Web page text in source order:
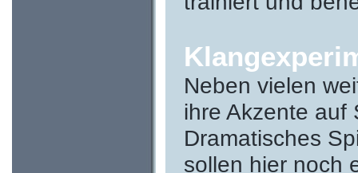
Neben vielen
ihre Akzente auf
Dramatisches
sollen hier noch